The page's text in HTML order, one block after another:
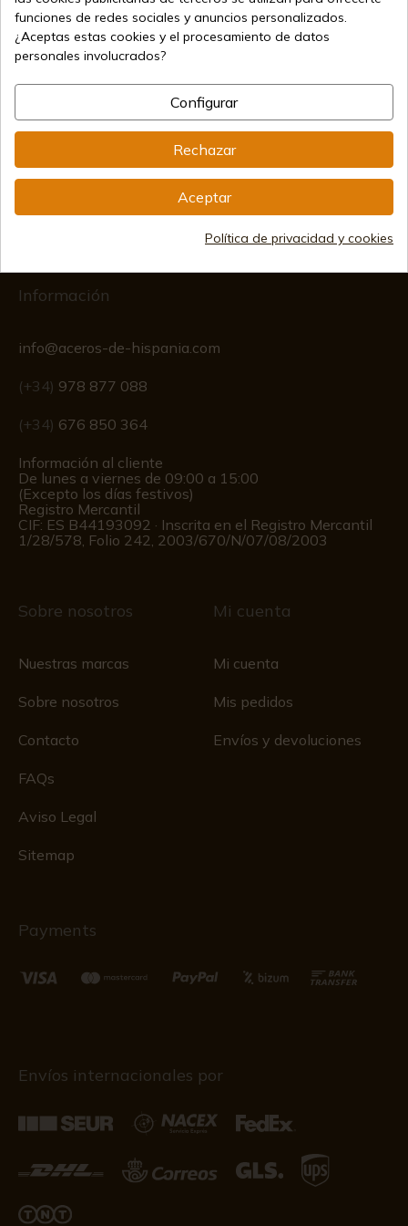
Vendiendo online desde 1998
Métodos de pago seguros
Envíos internacionales
Información
info@aceros-de-hispania.com
(+34) 978 877 088
(+34) 676 850 364
Información al cliente
De lunes a viernes de 09:00 a 15:00
(Excepto los días festivos)
Registro Mercantil
CIF: ES B44193092 · Inscrita en el Registro Mercantil
1/28/578, Folio 242, 2003/670/N/07/08/2003
Sobre nosotros
Nuestras marcas
Sobre nosotros
Contacto
FAQs
Aviso Legal
Sitemap
Mi cuenta
Mi cuenta
Mis pedidos
Envíos y devoluciones
Payments
Envíos internacionales por
funciones de redes sociales y anuncios personalizados.
¿Aceptas estas cookies y el procesamiento de datos
personales involucrados?
Configurar
Rechazar
Aceptar
Política de privacidad y cookies